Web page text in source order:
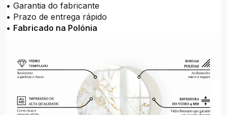
• Garantia do fabricante
• Prazo de entrega rápido
• Fabricado na Polónia